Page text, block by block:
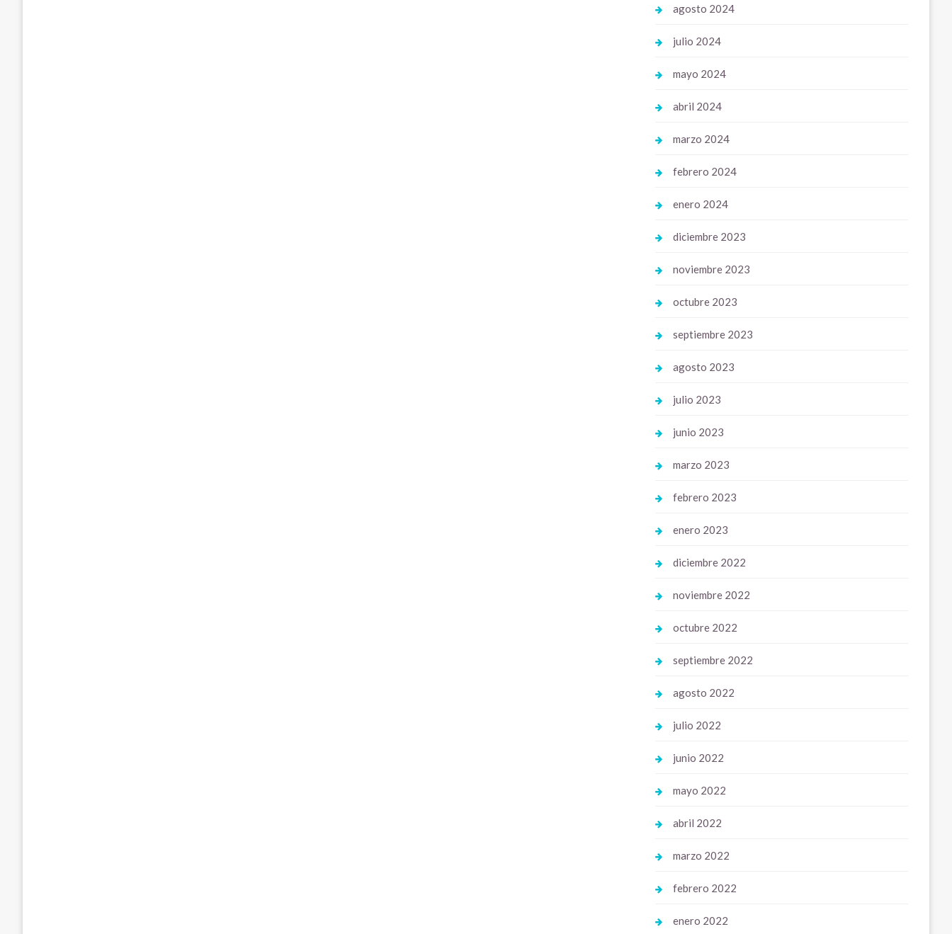
agosto 2024
julio 2024
mayo 2024
abril 2024
marzo 2024
febrero 2024
enero 2024
diciembre 2023
noviembre 2023
octubre 2023
septiembre 2023
agosto 2023
julio 2023
junio 2023
marzo 2023
febrero 2023
enero 2023
diciembre 2022
noviembre 2022
octubre 2022
septiembre 2022
agosto 2022
julio 2022
junio 2022
mayo 2022
abril 2022
marzo 2022
febrero 2022
enero 2022